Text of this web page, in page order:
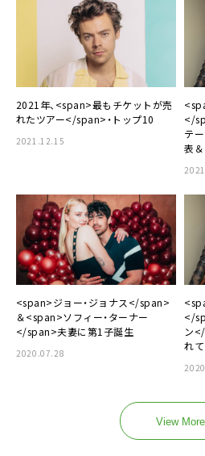
2021年、<span>最もチケットが売
れたツアー</span>・トップ10
2021.12.15
</
テ
表
<span>ジョー・ジョナス</span>
＆<span>ソフィー・ターナー
</span>夫妻に第1子誕生
2020.07.28
</
ン
れ
View More